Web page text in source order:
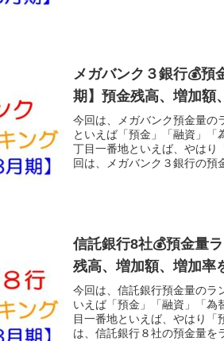
メガバンク３銀行💰預
期】預金残高、増加額
今回は、メガバンク預金量の
といえば「預金」「融資」「
丁目一番地といえば、やはり
回は、メガバンク３銀行の預
信託銀行8社💰預金量
残高、増加額、増加率
今回は、信託銀行預金量のラ
いえば「預金」「融資」「為
目一番地といえば、やはり「
は、信託銀行８社の預金量を